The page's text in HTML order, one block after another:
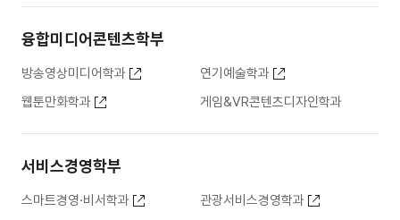
융합미디어콘텐츠학부
방송영상미디어학과
연기예술학과
웹툰만화학과
게임&VR콘텐츠디자인학과
서비스경영학부
스마트경영·비서학과
관광서비스경영학과